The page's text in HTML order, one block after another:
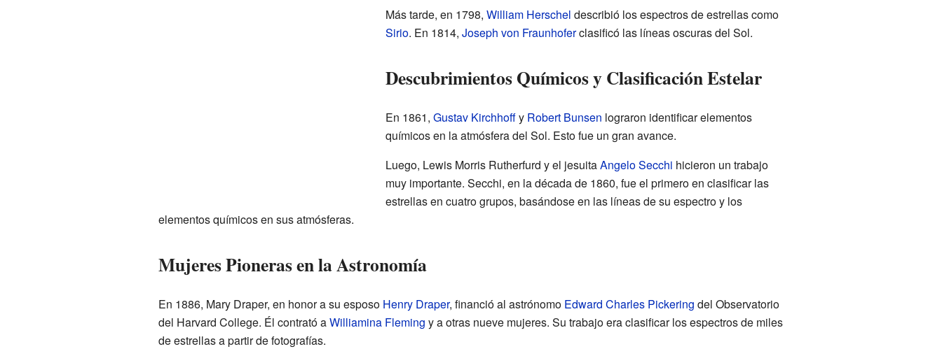
Más tarde, en 1798, William Herschel describió los espectros de estrellas como
Sirio. En 1814, Joseph von Fraunhoferclasificó las líneas oscuras del Sol.
Descubrimientos Químicos y Clasificación Estelar
En 1861, Gustav Kirchhoffy Robert Bunsen lograron identificar elementos
químicos en la atmósfera del Sol. Esto fue un gran avance.
Luego, Lewis Morris Rutherfurd y el jesuitaAngelo Secchi hicieron un trabajo
muy importante. Secchi, en la década de 1860, fue el primero en clasificar las
estrellas en cuatro grupos, basándose en las líneas de su espectro y los
elementos químicos en sus atmósferas.
Mujeres Pioneras en la Astronomía
En 1886, Mary Draper, en honor a su esposo Henry Draper, financió al astrónomo Edward Charles Pickering del Observatorio
del Harvard College. Él contrató aWilliamina Fleming y a otras nueve mujeres. Su trabajo era clasificar los espectros de miles
de estrellas a partir de fotografías.